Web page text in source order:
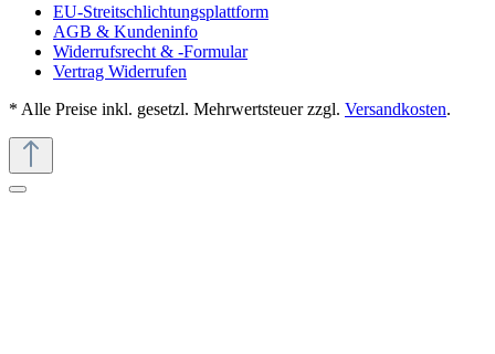
EU-Streitschlichtungsplattform
AGB & Kundeninfo
Widerrufsrecht & -Formular
Vertrag Widerrufen
* Alle Preise inkl. gesetzl. Mehrwertsteuer zzgl. Versandkosten.